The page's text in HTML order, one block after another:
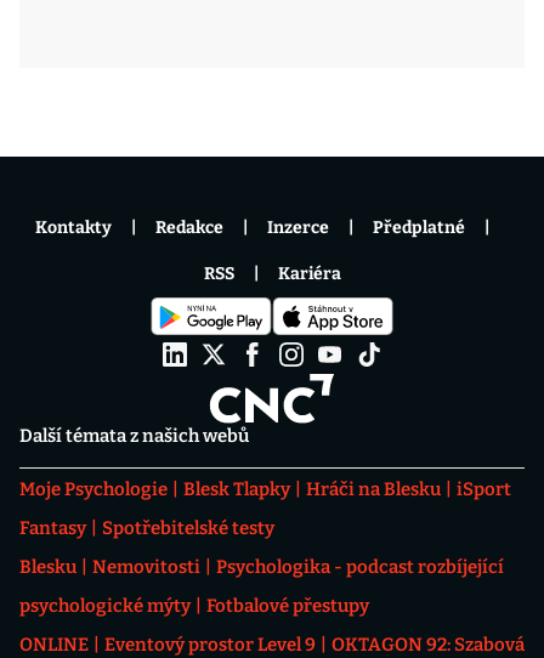
Další témata z našich webů
Moje Psychologie Blesk Tlapky Hráči na Blesku
iSport
Fantasy
Spotřebitelské testy
Blesku
Nemovitosti
Psychologika - podcast rozbíjející
psychologické mýty
Fotbalové přestupy
ONLINE
Eventový prostor Level 9
OKTAGON 92: Szabová
Kontakty Redakce Inzerce Předplatné
RSS Kariéra